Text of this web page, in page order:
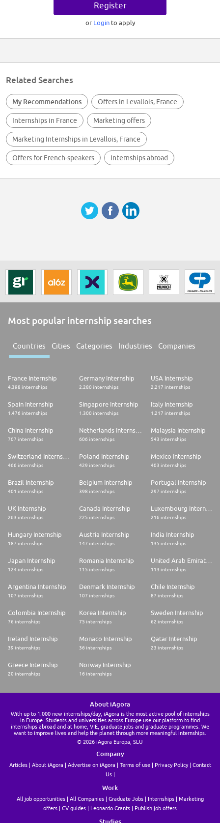
Register
or Login to apply
Related Searches
My Recommendations Offers in Levallois, France
Internships in France Marketing offers
Marketing Internships in Levallois, France
Offers for French-speakers Internships abroad
Most popular internship searches
Countries Cities Categories Industries Companies
France Internship
4.398 internships
Germany Internship
2.280 internships
USA Internship
2.217 internships
Spain Internship
1.476 internships
Singapore Internship
1.300 internships
Italy Internship
1.217 internships
China Internship
707 internships 606 internships
Malaysia Internship
543 internships
466 internships
Poland Internship
429 internships
Mexico Internship
403 internships
Brazil Internship
401 internships
Belgium Internship
398 internships
Portugal Internship
297 internships
UK Internship
263 internships
Canada Internship
225 internships
Luxembourg Internship
216 internships
Hungary Internship
187 internships
Austria Internship
147 internships
India Internship
135 internships
Japan Internship
124 internships
Romania Internship
115 internships
United Arab Emirates Internship
113 internships
Argentina Internship
107 internships
Denmark Internship
107 internships
Chile Internship
87 internships
Colombia Internship
76 internships
Korea Internship
75 internships
Sweden Internship
62 internships
Ireland Internship
39 internships
Monaco Internship
36 internships
Qatar Internship
23 internships
Greece Internship
20 internships
Norway Internship
16 internships
About iAgora
With up to 1.000 new internships/day, iAgora is the most active pool of internships
in Europe. Students and universities across Europe use our platform to find
internships abroad and at home, VIE, graduate jobs and graduate programmes. We
want to improve lives and help the planet through more meaningful internships.
© 2026 iAgora Europa, SLU
Company
Articles About iAgora Advertise on iAgora Terms of use Privacy Policy
Contact
Us
Work
All job opportunities All Companies Graduate Jobs Internships
Marketing
offers
CV guides Leonardo Grants Publish job offers